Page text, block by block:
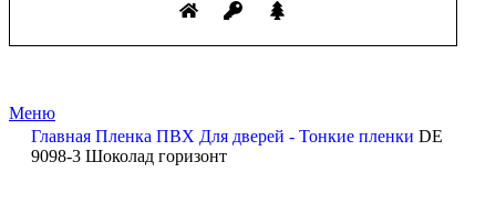
Меню
Главная Пленка ПВХ Для дверей - Тонкие пленки DE
9098-3 Шоколад горизонт